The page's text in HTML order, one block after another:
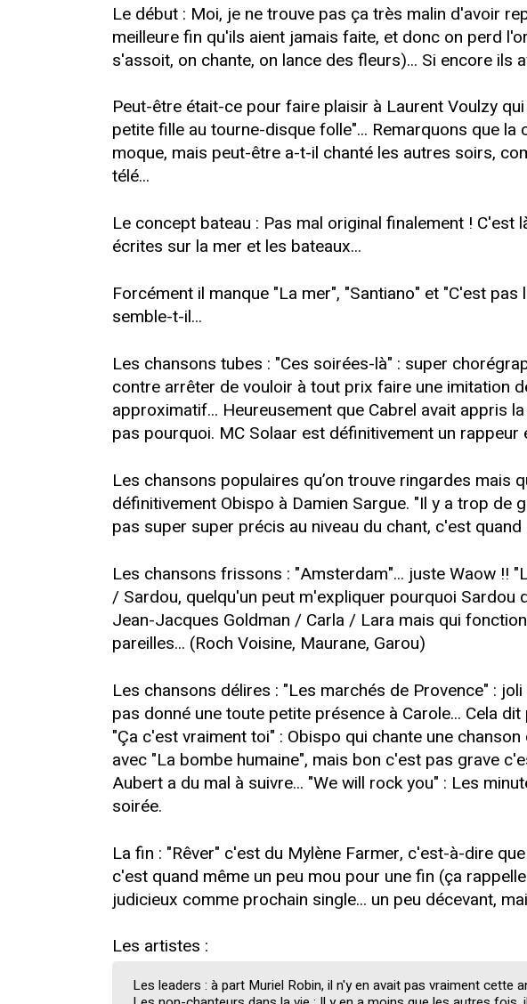
Le début : Moi, je ne trouve pas ça très malin d'avoir
meilleure fin qu'ils aient jamais faite, et donc on perd
s'assoit, on chante, on lance des fleurs)... Si encore
Peut-être était-ce pour faire plaisir à Laurent Voulzy
petite fille au tourne-disque folle"... Remarquons que
moque, mais peut-être a-t-il chanté les autres soirs,
télé...
Le concept bateau : Pas mal original finalement !
écrites sur la mer et les bateaux...
Forcément il manque "La mer", "Santiano" et "C'est
semble-t-il...
Les chansons tubes : "Ces soirées-là" : super
contre arrêter de vouloir à tout prix faire une imitation
approximatif... Heureusement que Cabrel avait appris
pas pourquoi. MC Solaar est définitivement un rappeur
Les chansons populaires qu’on trouve ringardes
définitivement Obispo à Damien Sargue. "Il y a trop
pas super super précis au niveau du chant, c'est
Les chansons frissons : "Amsterdam"... juste Waow !!
/ Sardou, quelqu'un peut m'expliquer pourquoi
Jean-Jacques Goldman / Carla / Lara mais qui
pareilles... (Roch Voisine, Maurane, Garou)
Les chansons délires : "Les marchés de Provence" :
pas donné une toute petite présence à Carole... Cela
"Ça c'est vraiment toi" : Obispo qui chante une
avec "La bombe humaine", mais bon c'est pas grave
Aubert a du mal à suivre... "We will rock you" : Les
soirée.
La fin : "Rêver" c'est du Mylène Farmer, c'est-à-dire
c'est quand même un peu mou pour une fin (ça
judicieux comme prochain single... un peu décevant,
Les artistes :
Les leaders : à part Muriel Robin, il n'y en avait pas vraiment